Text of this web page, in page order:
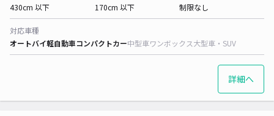
430cm 以下
170cm 以下
制限なし
対応車種
オートバイ軽自動車コンパクトカー中型車ワンボックス大型車・SUV
詳細へ